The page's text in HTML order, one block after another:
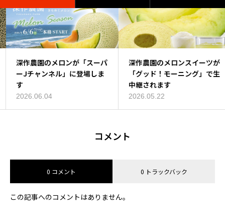
深作農園のメロンが「スーパ
ーJチャンネル」に登場しま
す
2026.06.04
深作農園のメロンスイーツが
「グッド！モーニング」で生
中継されます
2026.05.22
深作農園が「いばらき推
し！」に登場しました
2026.06.05
コメント
0 コメント 0 トラックバック
この記事へのコメントはありません。